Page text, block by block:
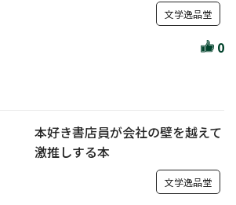
文学逸品堂
0
本好き書店員が会社の壁を越えて
激推しする本
文学逸品堂